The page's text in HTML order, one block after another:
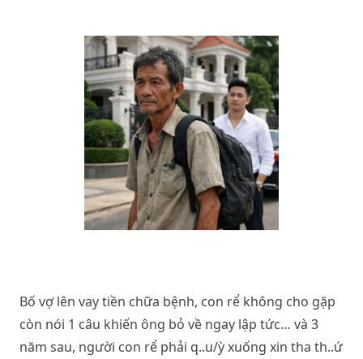
Bố vợ lên vay tiền chữa bệnh, con rể không cho gặp
còn nói 1 câu khiến ông bỏ về ngay lập tức… và 3
năm sau, người con rể phải q..u/ỳ xuống xin tha th..ứ